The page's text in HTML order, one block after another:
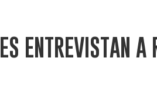
ENTREVISTAN A